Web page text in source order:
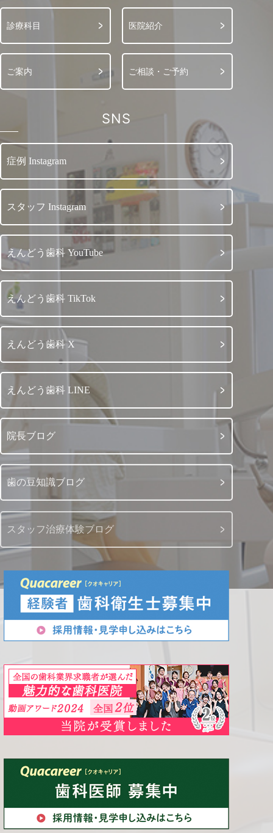
診療科目 医院紹介
ご案内 ご相談・ご予約
SNS
症例 Instagram
スタッフ Instagram
えんどう歯科 YouTube
えんどう歯科 TikTok
えんどう歯科 X
えんどう歯科 LINE
院長ブログ
歯の豆知識ブログ
スタッフ治療体験ブログ